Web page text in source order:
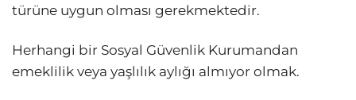
türüne uygun olması gerekmektedir.
Herhangi bir Sosyal Güvenlik Kurumandan
emeklilik veya yaşlılık aylığı almıyor olmak.